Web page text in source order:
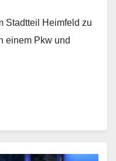
Stadtteil Heimfeld zu
einem Pkw und